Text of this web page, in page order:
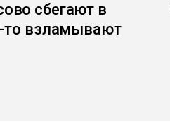
сбегают в
то взламывают